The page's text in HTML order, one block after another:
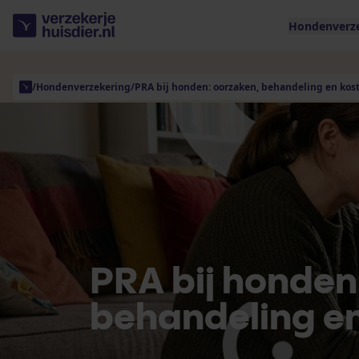
/Hondenverzekering/PRA bij honden: oorzaken, behandeling en
PRA bij
behandeling